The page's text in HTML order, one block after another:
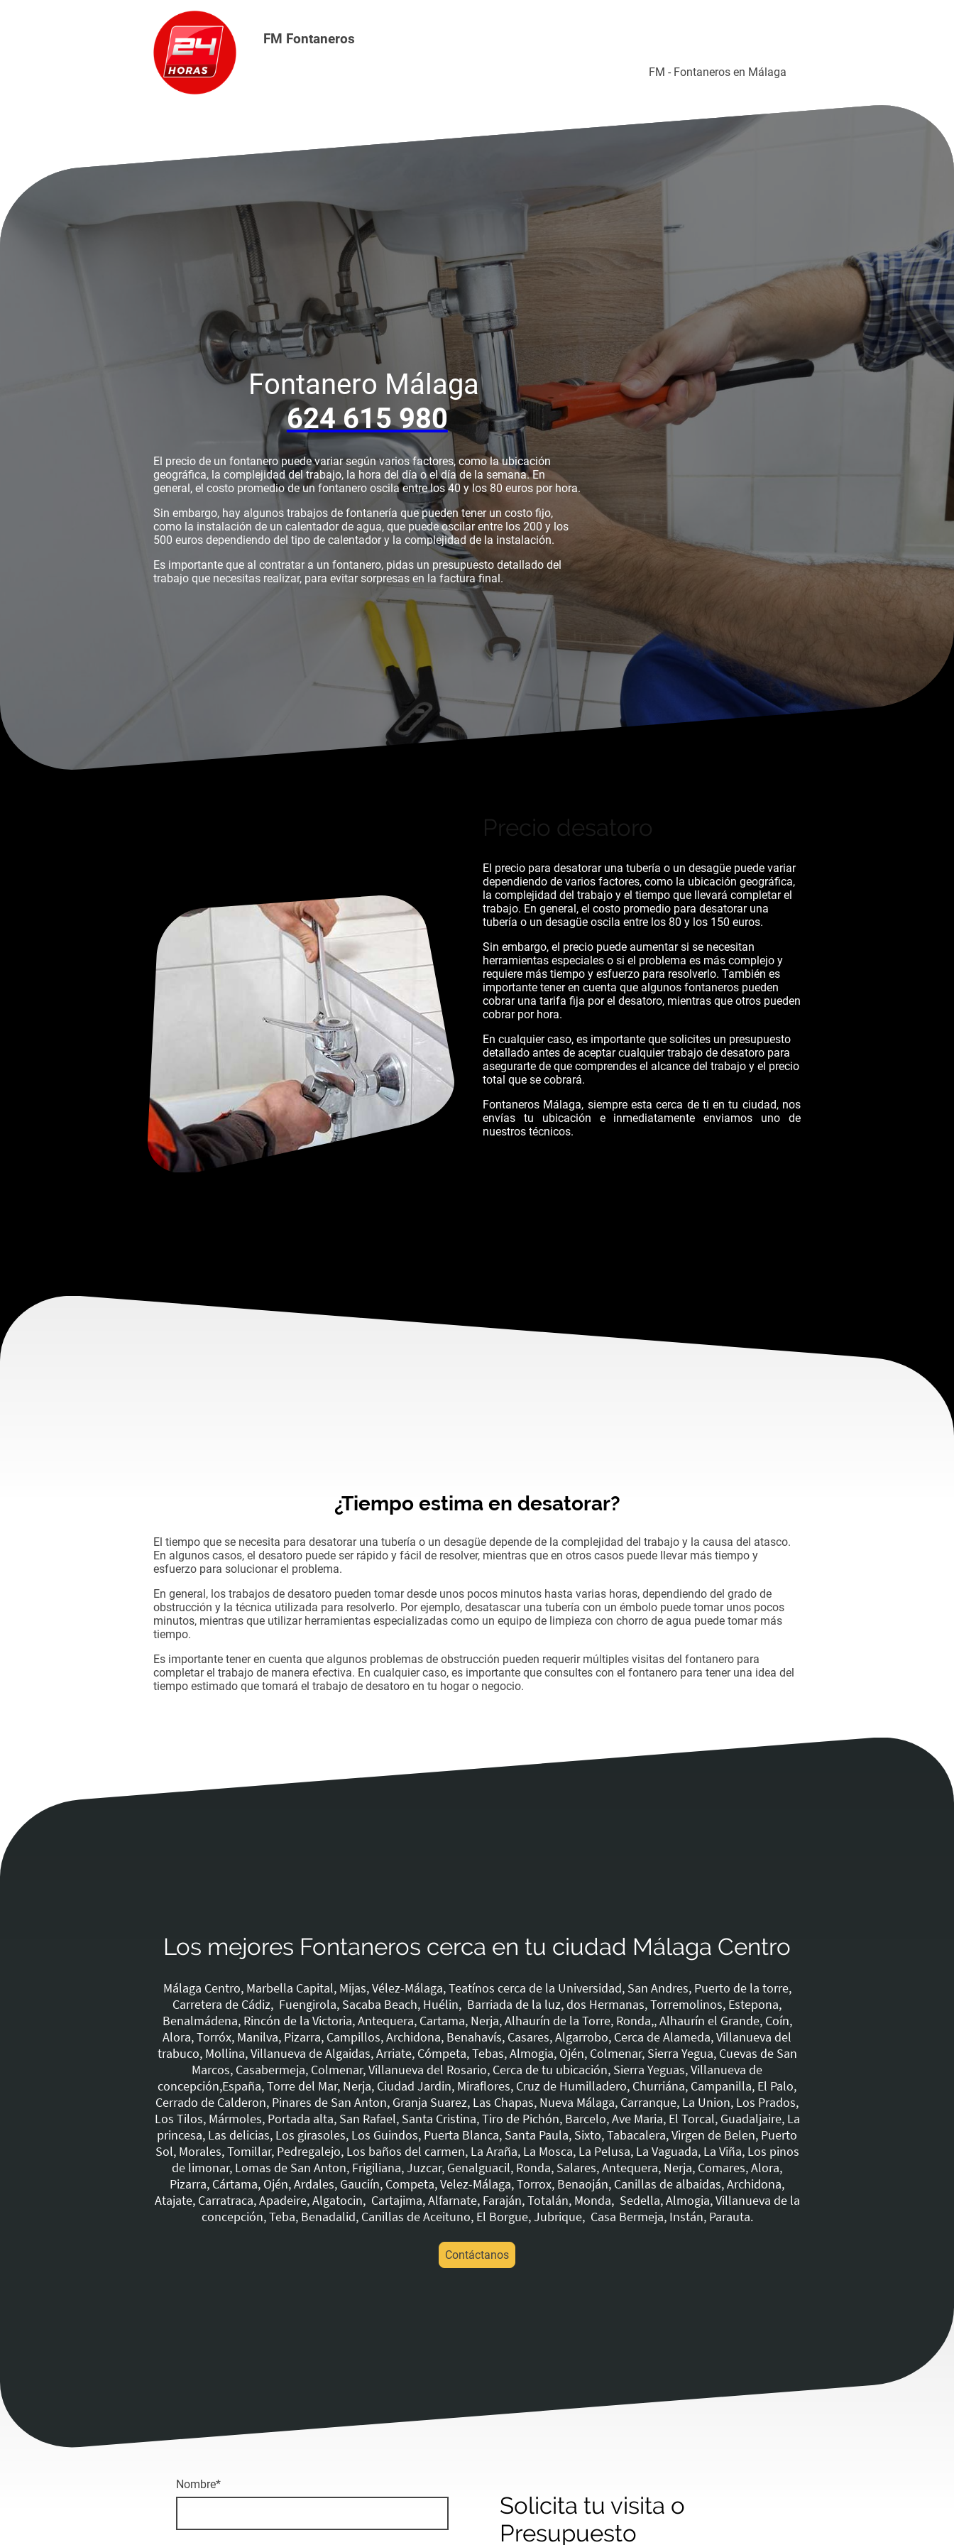
FM Fontaneros
FM - Fontaneros en Málaga
Fontanero Málaga
624 615 980
El precio de un fontanero puede variar según varios factores, como la ubicación
geográfica, la complejidad del trabajo, la hora del día o el día de la semana. En
general, el costo promedio de un fontanero oscila entre los 40 y los 80 euros por hora.
Sin embargo, hay algunos trabajos de fontanería que pueden tener un costo fijo,
como la instalación de un calentador de agua, que puede oscilar entre los 200 y los
500 euros dependiendo del tipo de calentador y la complejidad de la instalación.
Es importante que al contratar a un fontanero, pidas un presupuesto detallado del
trabajo que necesitas realizar, para evitar sorpresas en la factura final.
Precio desatoro
El precio para desatorar una tubería o un desagüe puede variar
dependiendo de varios factores, como la ubicación geográfica,
la complejidad del trabajo y el tiempo que llevará completar el
trabajo. En general, el costo promedio para desatorar una
tubería o un desagüe oscila entre los 80 y los 150 euros.
Sin embargo, el precio puede aumentar si se necesitan
herramientas especiales o si el problema es más complejo y
requiere más tiempo y esfuerzo para resolverlo. También es
importante tener en cuenta que algunos fontaneros pueden
cobrar una tarifa fija por el desatoro, mientras que otros pueden
cobrar por hora.
En cualquier caso, es importante que solicites un presupuesto
detallado antes de aceptar cualquier trabajo de desatoro para
asegurarte de que comprendes el alcance del trabajo y el precio
total que se cobrará.
Fontaneros Málaga, siempre esta cerca de ti en tu ciudad, nos
envías tu ubicación e inmediatamente enviamos uno de
nuestros técnicos.
¿Tiempo estima en desatorar?
El tiempo que se necesita para desatorar una tubería o un desagüe depende de la complejidad del trabajo y la causa del atasco.
En algunos casos, el desatoro puede ser rápido y fácil de resolver, mientras que en otros casos puede llevar más tiempo y
esfuerzo para solucionar el problema.
En general, los trabajos de desatoro pueden tomar desde unos pocos minutos hasta varias horas, dependiendo del grado de
obstrucción y la técnica utilizada para resolverlo. Por ejemplo, desatascar una tubería con un émbolo puede tomar unos pocos
minutos, mientras que utilizar herramientas especializadas como un equipo de limpieza con chorro de agua puede tomar más
tiempo.
Es importante tener en cuenta que algunos problemas de obstrucción pueden requerir múltiples visitas del fontanero para
completar el trabajo de manera efectiva. En cualquier caso, es importante que consultes con el fontanero para tener una idea del
tiempo estimado que tomará el trabajo de desatoro en tu hogar o negocio.
Los mejores Fontaneros cerca en tu ciudad Málaga Centro
Málaga Centro, Marbella Capital, Mijas, Vélez-Málaga, Teatínos cerca de la Universidad, San Andres, Puerto de la torre,
Carretera de Cádiz, Fuengirola, Sacaba Beach, Huélin, Barriada de la luz, dos Hermanas, Torremolinos, Estepona,
Benalmádena, Rincón de la Victoria, Antequera, Cartama, Nerja, Alhaurín de la Torre, Ronda,, Alhaurín el Grande, Coín,
Alora, Torróx, Manilva, Pizarra, Campillos, Archidona, Benahavís, Casares, Algarrobo, Cerca de Alameda, Villanueva del
trabuco, Mollina, Villanueva de Algaidas, Arriate, Cómpeta, Tebas, Almogia, Ojén, Colmenar, Sierra Yegua, Cuevas de San
Marcos, Casabermeja, Colmenar, Villanueva del Rosario, Cerca de tu ubicación, Sierra Yeguas, Villanueva de
concepción,España, Torre del Mar, Nerja, Ciudad Jardin, Miraflores, Cruz de Humilladero, Churriána, Campanilla, El Palo,
Cerrado de Calderon, Pinares de San Anton, Granja Suarez, Las Chapas, Nueva Málaga, Carranque, La Union, Los Prados,
Los Tilos, Mármoles, Portada alta, San Rafael, Santa Cristina, Tiro de Pichón, Barcelo, Ave Maria, El Torcal, Guadaljaire, La
princesa, Las delicias, Los girasoles, Los Guindos, Puerta Blanca, Santa Paula, Sixto, Tabacalera, Virgen de Belen, Puerto
Sol, Morales, Tomillar, Pedregalejo, Los baños del carmen, La Araña, La Mosca, La Pelusa, La Vaguada, La Viña, Los pinos
de limonar, Lomas de San Anton, Frigiliana, Juzcar, Genalguacil, Ronda, Salares, Antequera, Nerja, Comares, Alora,
Pizarra, Cártama, Ojén, Ardales, Gauciín, Competa, Velez-Málaga, Torrox, Benaoján, Canillas de albaidas, Archidona,
Atajate, Carratraca, Apadeire, Algatocin, Cartajima, Alfarnate, Faraján, Totalán, Monda, Sedella, Almogia, Villanueva de la
concepción, Teba, Benadalid, Canillas de Aceituno, El Borgue, Jubrique, Casa Bermeja, Instán, Parauta.
Contáctanos
Nombre*
Solicita tu visita o
Presupuesto